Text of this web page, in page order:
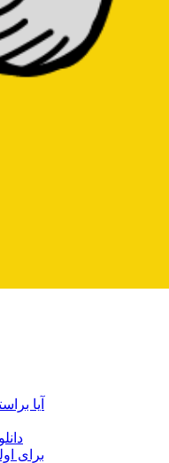
آیا
برای